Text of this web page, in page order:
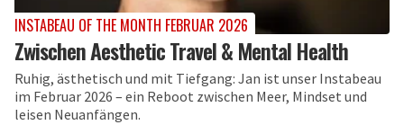
INSTABEAU OF THE MONTH FEBRUAR 2026
Zwischen Aesthetic Travel & Mental Health
Ruhig, ästhetisch und mit Tiefgang: Jan ist unser Instabeau
im Februar 2026 – ein Reboot zwischen Meer, Mindset und
leisen Neuanfängen.